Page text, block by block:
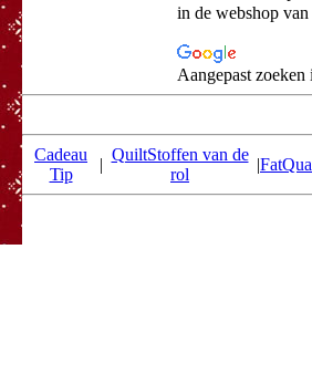
in de webshop
Aangepast
Cadeau
Tip
|
QuiltStoffen van de
rol
|